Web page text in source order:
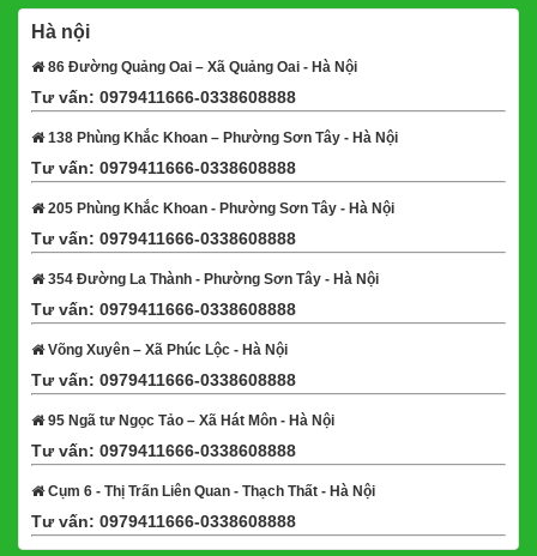
Hà nội
86 Đường Quảng Oai – Xã Quảng Oai - Hà Nội
Tư vấn: 0979411666-0338608888
138 Phùng Khắc Khoan – Phường Sơn Tây - Hà Nội
Tư vấn: 0979411666-0338608888
205 Phùng Khắc Khoan - Phường Sơn Tây - Hà Nội
Tư vấn: 0979411666-0338608888
354 Đường La Thành - Phường Sơn Tây - Hà Nội
Tư vấn: 0979411666-0338608888
Võng Xuyên – Xã Phúc Lộc - Hà Nội
Tư vấn: 0979411666-0338608888
95 Ngã tư Ngọc Tảo – Xã Hát Môn - Hà Nội
Tư vấn: 0979411666-0338608888
Cụm 6 - Thị Trấn Liên Quan - Thạch Thất - Hà Nội
Tư vấn: 0979411666-0338608888